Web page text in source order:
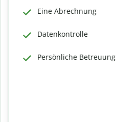
Eine Abrechnung
Datenkontrolle
Persönliche Betreuung